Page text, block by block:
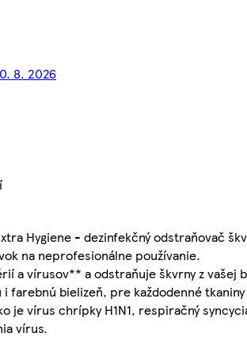
8. 2026
Hygiene - dezinfekčný odstraňovač
na neprofesionálne používanie.
a vírusov** a odstraňuje škvrny z vašej
farebnú bielizeň, pre každodenné
je vírus chrípky H1N1, respiračný
vírus.